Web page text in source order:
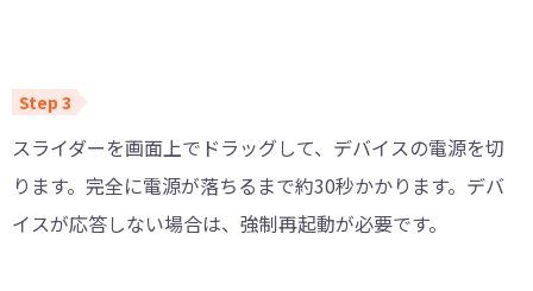
スライダーを画面上でドラッグして、デバイスの電源を切
ります。完全に電源が落ちるまで約30秒かかります。デバ
イスが応答しない場合は、強制再起動が必要です。